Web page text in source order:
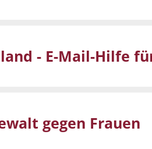
- E-Mail-Hilfe
gegen Frauen